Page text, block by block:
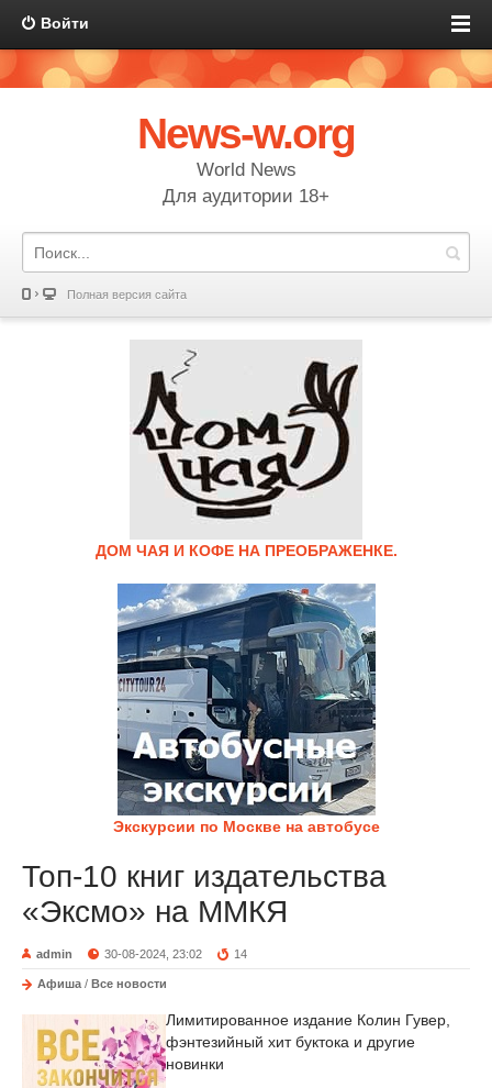
Войти
News-w.org
World News
Для аудитории 18+
Полная версия сайта
ДОМ ЧАЯ И КОФЕ НА ПРЕОБРАЖЕНКЕ.
Экскурсии по Москве на автобусе
Топ-10 книг издательства
«Эксмо» на ММКЯ
admin 30-08-2024, 23:02 14
Афиша / Все новости
Лимитированное издание Колин Гувер,
фэнтезийный хит буктока и другие
новинки